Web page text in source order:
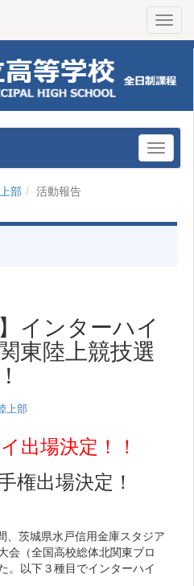
部 活動報告
インターハイ
東陸上競技選
上部
出場決定！！
権出場決定！
、茨城県水戸信用金庫スタジア
会（全国高校総体北関東ブロ
。以下３種目でインターハイ